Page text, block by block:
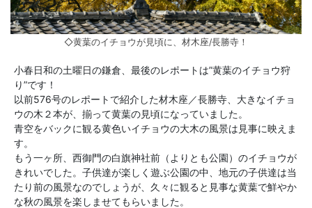
◇黄葉のイチョウが見頃に、材木座/長勝寺！
小春日和の土曜日の鎌倉、最後のレポートは”黄葉のイチョウ狩
り”です！
以前576号のレポートで紹介した材木座／長勝寺、大きなイチョ
ウの木２本が、揃って黄葉の見頃になっていました。
青空をバックに観る黄色いイチョウの大木の風景は見事に映えま
す。
もう一ヶ所、西御門の白旗神社前（よりとも公園）のイチョウが
きれいでした。子供達が楽しく遊ぶ公園の中、地元の子供達は当
たり前の風景なのでしょうが、久々に観ると見事な黄葉で鮮やか
な秋の風景を楽しませてもらいました。